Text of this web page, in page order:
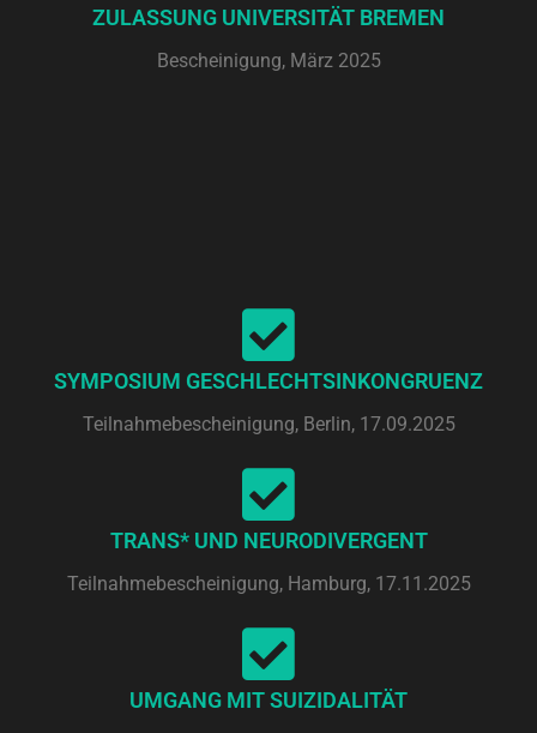
ZULASSUNG UNIVERSITÄT BREMEN
Bescheinigung, März 2025
SYMPOSIUM GESCHLECHTSINKONGRUENZ
Teilnahmebescheinigung, Berlin, 17.09.2025
TRANS* UND NEURODIVERGENT
Teilnahmebescheinigung, Hamburg, 17.11.2025
UMGANG MIT SUIZIDALITÄT